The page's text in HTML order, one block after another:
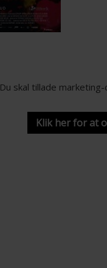
Du skal tillade
Klik her for at